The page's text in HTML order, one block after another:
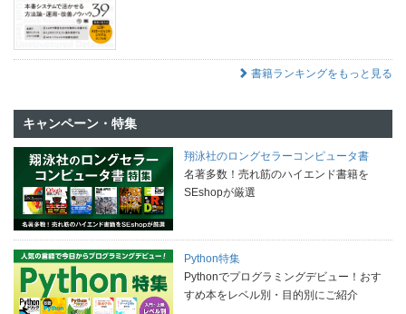
書籍ランキングをもっと見る
キャンペーン・特集
翔泳社のロングセラーコンピュータ書
名著多数！売れ筋のハイエンド書籍を
SEshopが厳選
Python特集
Pythonでプログラミングデビュー！おす
すめ本をレベル別・目的別にご紹介